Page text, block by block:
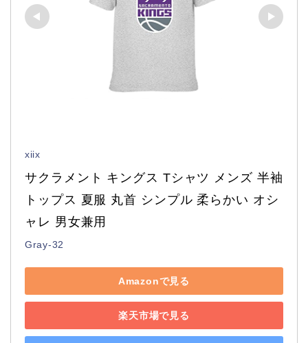
xiix
サクラメント キングス Tシャツ メンズ 半袖
トップス 夏服 丸首 シンプル 柔らかい オシ
ャレ 男女兼用
Gray-32
Amazonで見る
楽天市場で見る